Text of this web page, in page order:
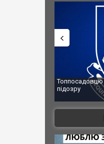
Повітряних Сил вручили нову